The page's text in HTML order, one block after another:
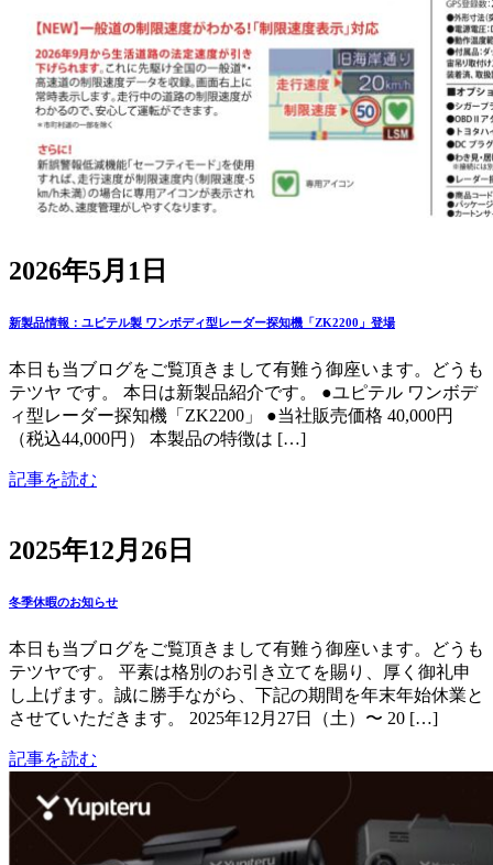
2026年5月1日
新製品情報：ユピテル製 ワンボディ型レーダー探知機「ZK2200」登場
本日も当ブログをご覧頂きまして有難う御座います。どうも
テツヤ です。 本日は新製品紹介です。 ●ユピテル ワンボデ
ィ型レーダー探知機「ZK2200」 ●当社販売価格 40,000円
（税込44,000円） 本製品の特徴は […]
記事を読む
2025年12月26日
冬季休暇のお知らせ
本日も当ブログをご覧頂きまして有難う御座います。どうも
テツヤです。 平素は格別のお引き立てを賜り、厚く御礼申
し上げます。誠に勝手ながら、下記の期間を年末年始休業と
させていただきます。 2025年12月27日（土）〜 20 […]
記事を読む